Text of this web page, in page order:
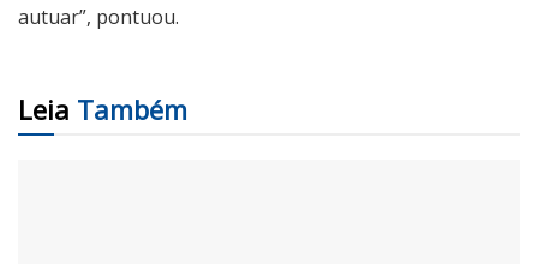
autuar”, pontuou.
Leia Também